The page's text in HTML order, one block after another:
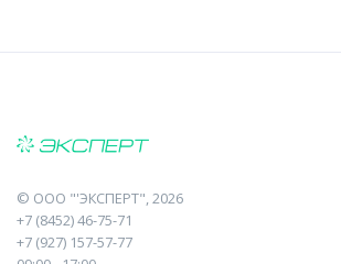
© ООО "'ЭКСПЕРТ", 2026
+7 (8452) 46-75-71
+7 (927) 157-57-77